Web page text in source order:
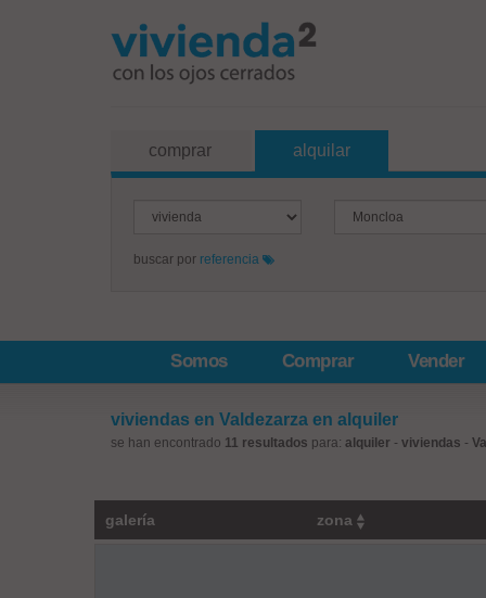
comprar alquilar
buscar por referencia
Somos Comprar Vender
viviendas en Valdezarza en alquiler
se han encontrado 11 resultados para: alquiler - viviendas -
galería zona